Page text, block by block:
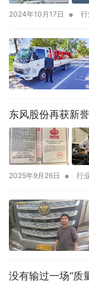
2024年10月17日 •
东风股份再获新
2025年9月26日 • 行
没有输过一场“质